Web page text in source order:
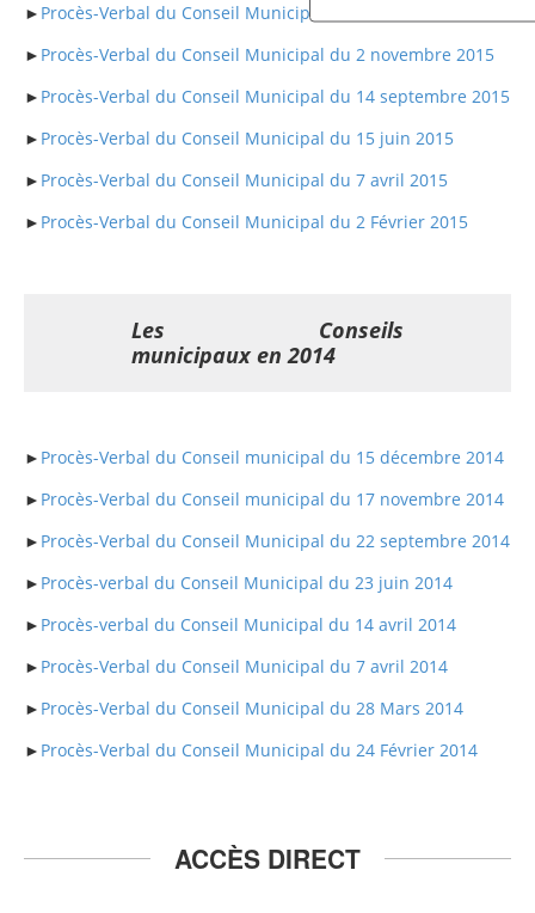
► Procès-Verbal du Conseil Municipal du 14 décembre 2015
► Procès-Verbal du Conseil Municipal du 2 novembre 2015
► Procès-Verbal du Conseil Municipal du 14 septembre 2015
► Procès-Verbal du Conseil Municipal du 15 juin 2015
► Procès-Verbal du Conseil Municipal du 7 avril 2015
► Procès-Verbal du Conseil Municipal du 2 Février 2015
Les Conseils
municipaux en 2014
► Procès-Verbal du Conseil municipal du 15 décembre 2014
► Procès-Verbal du Conseil municipal du 17 novembre 2014
► Procès-Verbal du Conseil Municipal du 22 septembre 2014
► Procès-verbal du Conseil Municipal du 23 juin 2014
► Procès-verbal du Conseil Municipal du 14 avril 2014
► Procès-Verbal du Conseil Municipal du 7 avril 2014
► Procès-Verbal du Conseil Municipal du 28 Mars 2014
► Procès-Verbal du Conseil Municipal du 24 Février 2014
ACCÈS DIRECT